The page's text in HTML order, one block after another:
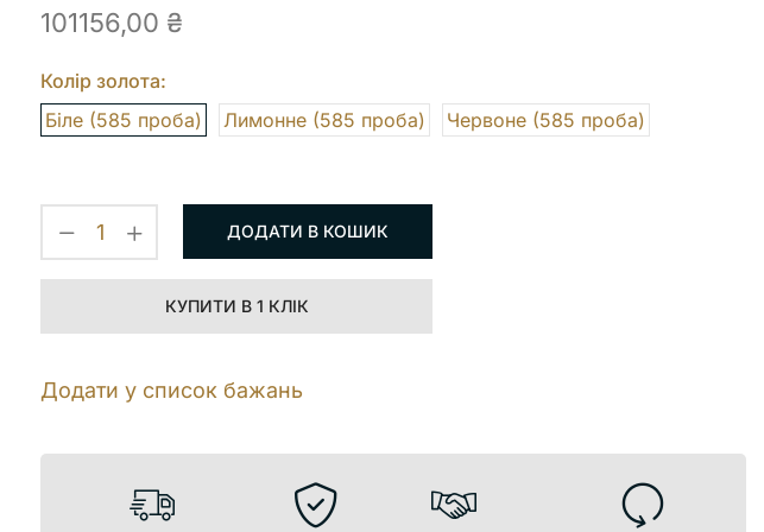
101156,00 ₴
Колір золота:
Біле (585 проба)
Лимонне (585 проба) Червоне (585 проба)
ДОДАТИ В КОШИК
КУПИТИ В 1 КЛІК
Додати у список бажань